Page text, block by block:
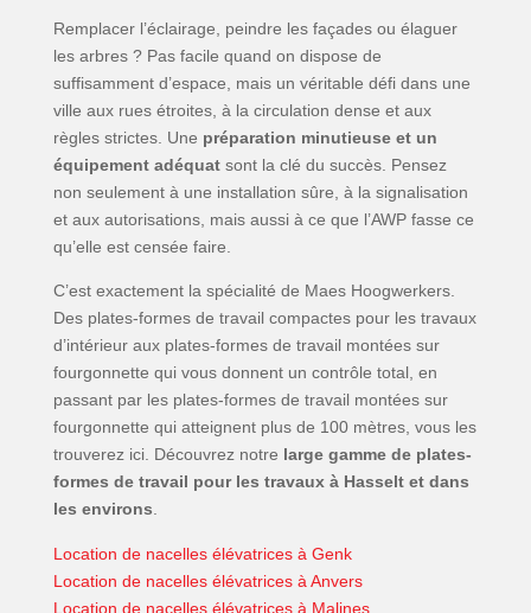
Remplacer l’éclairage, peindre les façades ou élaguer
les arbres ? Pas facile quand on dispose de
suffisamment d’espace, mais un véritable défi dans une
ville aux rues étroites, à la circulation dense et aux
règles strictes. Une préparation minutieuse et un
équipement adéquatsont la clé du succès. Pensez
non seulement à une installation sûre, à la signalisation
et aux autorisations, mais aussi à ce que l’AWP fasse ce
qu’elle est censée faire.
C’est exactement la spécialité de Maes Hoogwerkers.
Des plates-formes de travail compactes pour les travaux
d’intérieur aux plates-formes de travail montées sur
fourgonnette qui vous donnent un contrôle total, en
passant par les plates-formes de travail montées sur
fourgonnette qui atteignent plus de 100 mètres, vous les
trouverez ici. Découvrez notre large gamme de plates-
formes de travail pour les travaux à Hasselt et dans
les environs
Location de nacelles élévatrices à Genk
Location de nacelles élévatrices à Anvers
Location de nacelles élévatrices à Malines